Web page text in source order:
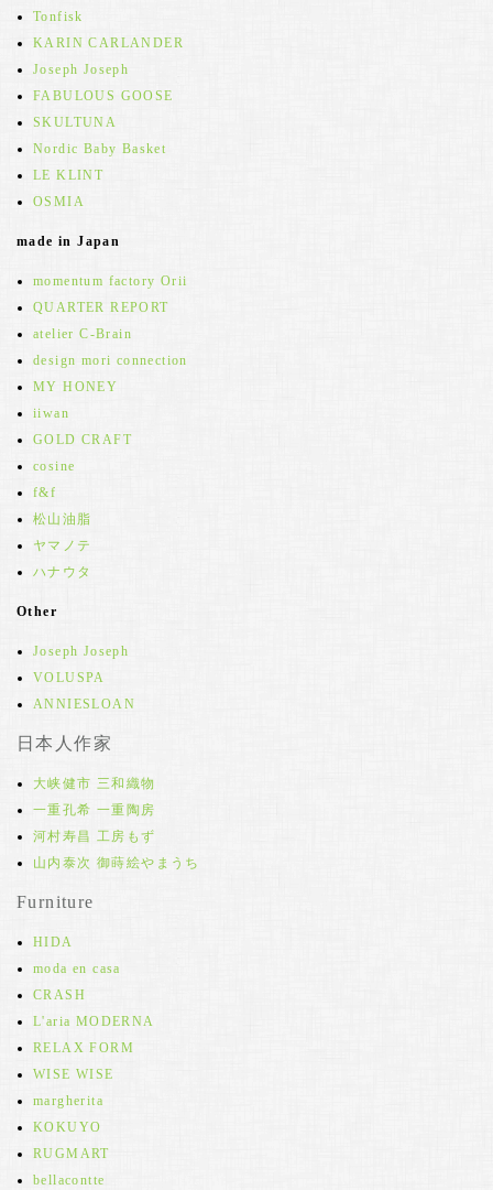
Tonfisk
KARIN CARLANDER
Joseph Joseph
FABULOUS GOOSE
SKULTUNA
Nordic Baby Basket
LE KLINT
OSMIA
made in Japan
momentum factory Orii
QUARTER REPORT
atelier C-Brain
design mori connection
MY HONEY
iiwan
GOLD CRAFT
cosine
f&f
松山油脂
ヤマノテ
ハナウタ
Other
Joseph Joseph
VOLUSPA
ANNIESLOAN
日本人作家
大峡健市 三和織物
一重孔希 一重陶房
河村寿昌 工房もず
山内泰次 御蒔絵やまうち
Furniture
HIDA
moda en casa
CRASH
L'aria MODERNA
RELAX FORM
WISE WISE
margherita
KOKUYO
RUGMART
bellacontte